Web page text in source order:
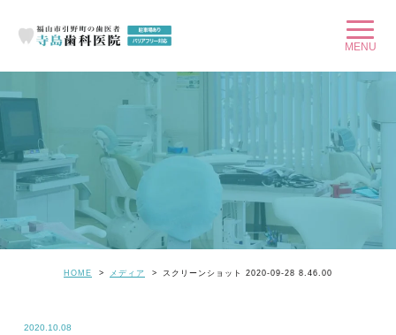
HOME メディア スクリーンショット 2020-09-28 8.46.00
2020.10.08